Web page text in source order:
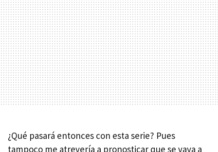
¿Qué pasará entonces con esta serie? Pues
tampoco me atrevería a pronosticar que se vaya a